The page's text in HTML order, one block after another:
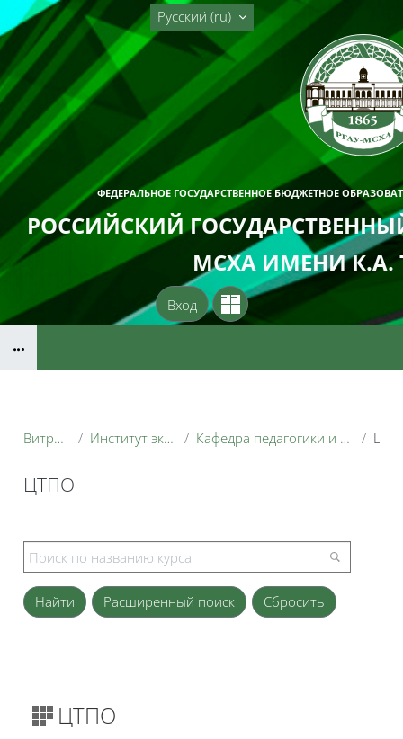
Перейти к основному содержанию
ФЕДЕРАЛЬНОЕ ГОСУДАРСТВЕННОЕ БЮДЖЕТНОЕ
РОССИЙСКИЙ
МСХА ИМЕНИ К.А.
Русский ‎(ru)‎
Вход
Витрина курсов 3KL Институт экономики и управления АПК Кафедра педагогики и психологии профессионального образования
ЦТПО
Расширенный поиск
ЦТПО